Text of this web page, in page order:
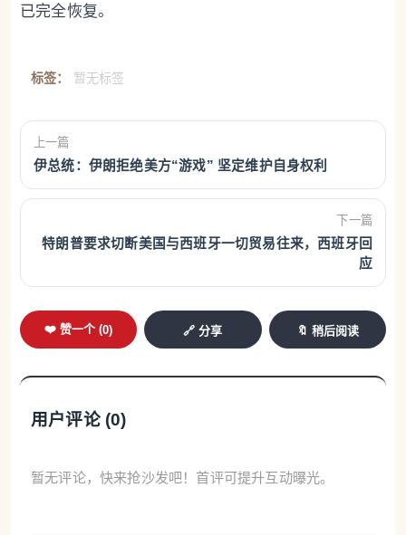
已完全恢复。
标签： 暂无标签
上一篇
伊总统：伊朗拒绝美方“游戏” 坚定维护自身权利
下一篇
特朗普要求切断美国与西班牙一切贸易往来，西班牙回
应
❤️ 赞一个 (0) 🔗 分享 🔖 稍后阅读
用户评论 (0)
暂无评论，快来抢沙发吧！首评可提升互动曝光。